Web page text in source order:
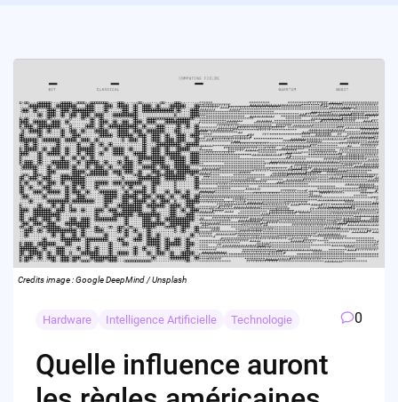
Credits image : Google DeepMind / Unsplash
Hardware Intelligence Artificielle Technologie 0
Quelle influence auront